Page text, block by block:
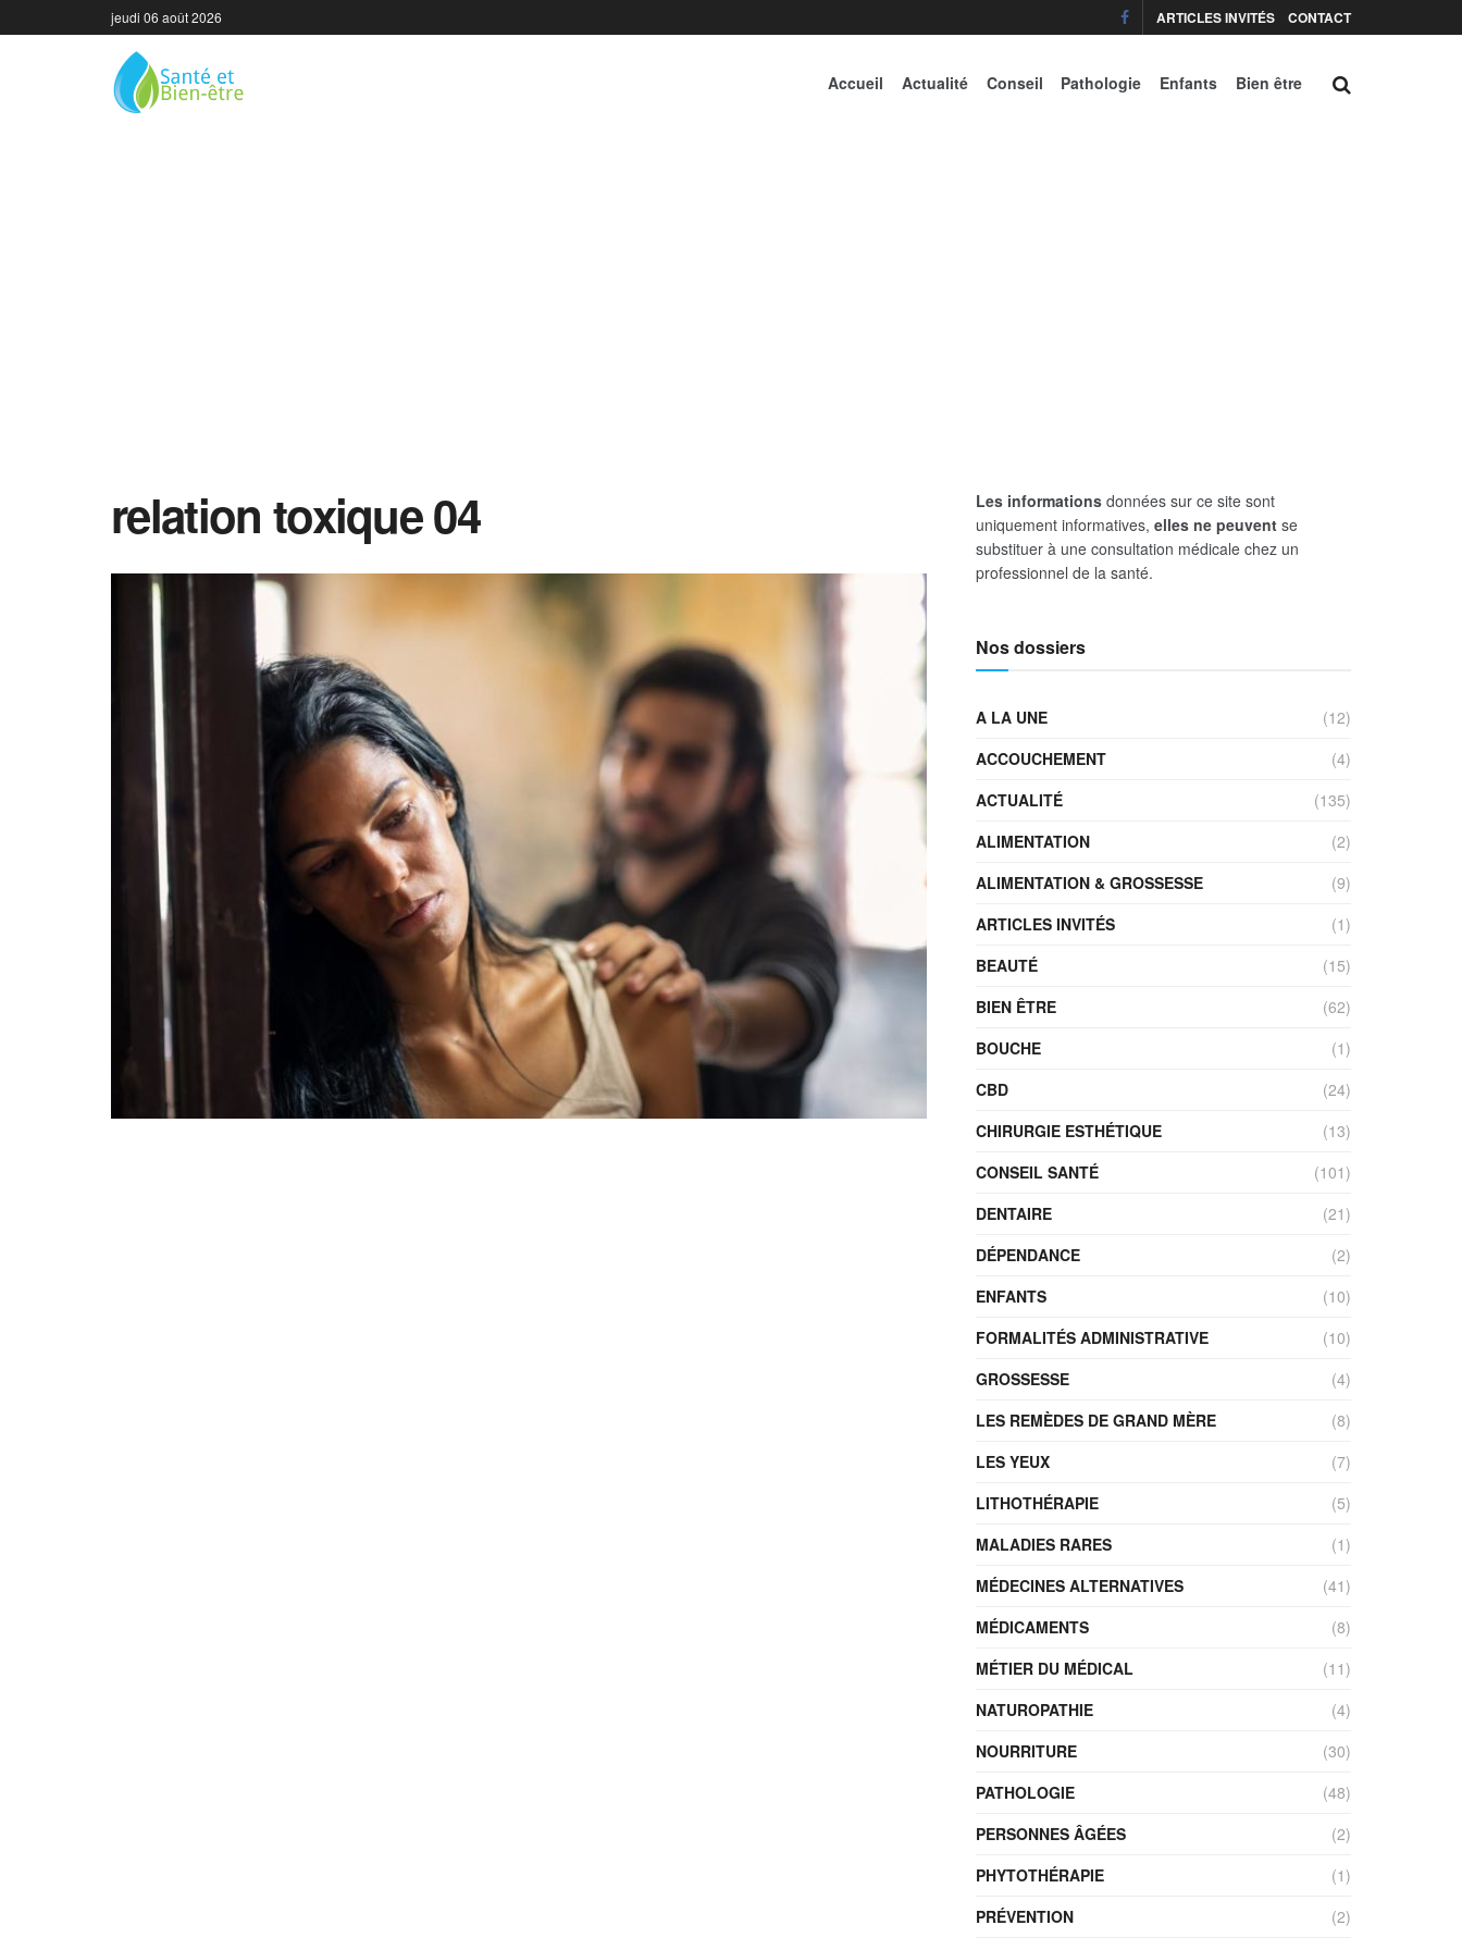
jeudi 06 août 2026 ARTICLES INVITÉS CONTACT
Accueil Actualité Conseil Pathologie Enfants Bien être
relation toxique 04 Les informations données sur ce site sont
uniquement informatives, elles ne peuvent se
substituer à une consultation médicale chez un
professionnel de la santé.
Nos dossiers
A LA UNE
(12)
ACCOUCHEMENT
(4)
ACTUALITÉ
(135)
ALIMENTATION
(2)
ALIMENTATION & GROSSESSE
(9)
ARTICLES INVITÉS
(1)
BEAUTÉ
(15)
BIEN ÊTRE
(62)
BOUCHE
(1)
CBD
(24)
CHIRURGIE ESTHÉTIQUE
(13)
CONSEIL SANTÉ
(101)
DENTAIRE
(21)
DÉPENDANCE
(2)
ENFANTS
(10)
FORMALITÉS ADMINISTRATIVE
(10)
GROSSESSE
(4)
LES REMÈDES DE GRAND MÈRE
(8)
LES YEUX
(7)
LITHOTHÉRAPIE
(5)
MALADIES RARES
(1)
MÉDECINES ALTERNATIVES
(41)
MÉDICAMENTS
(8)
MÉTIER DU MÉDICAL
(11)
NATUROPATHIE
(4)
NOURRITURE
(30)
PATHOLOGIE
(48)
PERSONNES ÂGÉES
(2)
PHYTOTHÉRAPIE
(1)
PRÉVENTION
(2)